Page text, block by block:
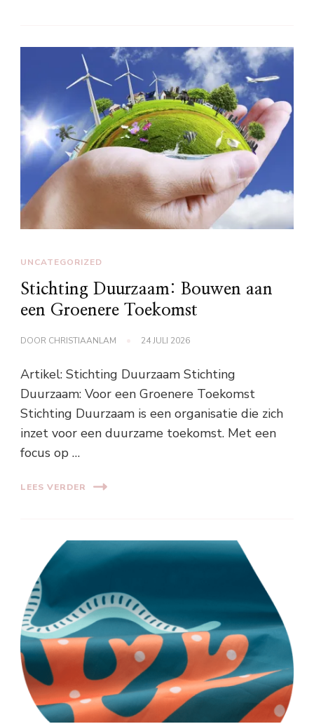
UNCATEGORIZED
Stichting Duurzaam: Bouwen aan
een Groenere Toekomst
DOOR CHRISTIAANLAM 24 JULI 2026
Artikel: Stichting Duurzaam Stichting
Duurzaam: Voor een Groenere Toekomst
Stichting Duurzaam is een organisatie die zich
inzet voor een duurzame toekomst. Met een
focus op …
LEES VERDER